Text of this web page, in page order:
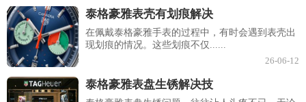
泰格豪雅表壳有划痕解决
在佩戴泰格豪雅手表的过程中，有时会遇到表壳出
现划痕的情况。这些划痕不仅......
26-06-12
泰格豪雅表盘生锈解决技